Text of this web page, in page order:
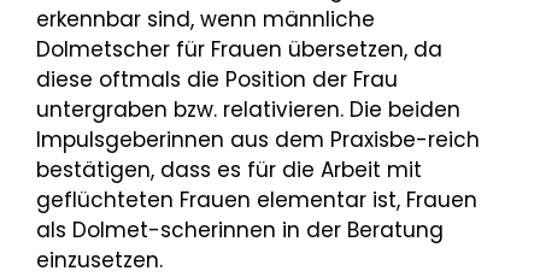
erkennbar sind, wenn männliche
Dolmetscher für Frauen übersetzen, da
diese oftmals die Position der Frau
untergraben bzw. relativieren. Die beiden
Impulsgeberinnen aus dem Praxisbe-reich
bestätigen, dass es für die Arbeit mit
geflüchteten Frauen elementar ist, Frauen
als Dolmet-scherinnen in der Beratung
einzusetzen.